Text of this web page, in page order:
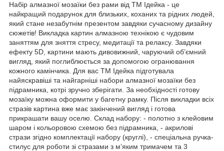
Набір алмазної мозаїки без рами від ТМ Ідейка - це
найкращий подарунок для близьких, коханих та рідних людей,
який стане незабутнім презентом завдяки сучасному дизайну
сюжетів! Викладка картин алмазною технікою є чудовим
заняттям для зняття стресу, медитації та релаксу. Завдяки
ефекту 5D, картини мають дивовижний, чаруючий об’ємний
вигляд, який поглиблюється за допомогою огранювання
кожного камінчика. Для вас ТМ Ідейка підготувала
найяскравіші та найгарніші набори алмазної мозаїки без
підрамника, котрі зручно зберігати. За необхідності готову
мозаїку можна оформити у багетну рамку. Після викладки всіх
стразів картина вже має закінчений вигляд і готова
прикрашати вашу оселю. Склад набору: - полотно з клейовим
шаром і кольоровою схемою без підрамника, - акрилові
стрази згідно комплектації набору (круглі), - спеціальна ручка-
стилус для роботи зі стразами з м’яким тримачем та 3